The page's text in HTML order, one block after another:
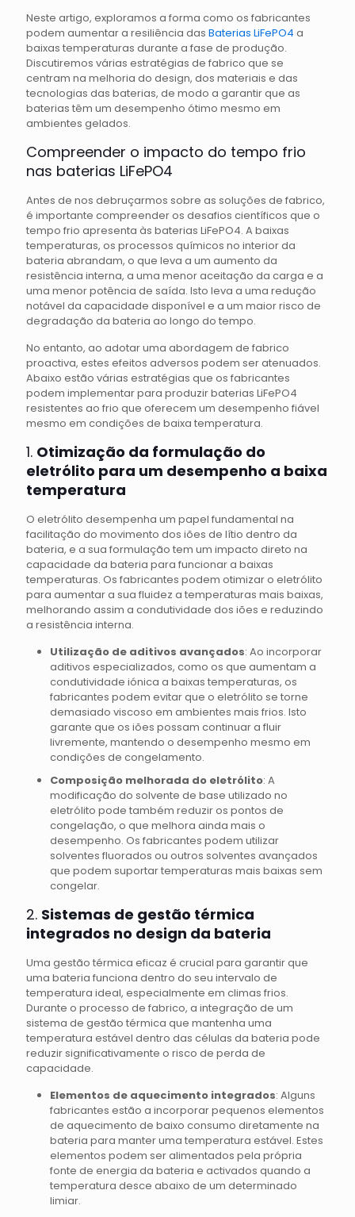
Neste artigo, exploramos a forma como os fabricantes
podem aumentar a resiliência das Baterias LiFePO4 a
baixas temperaturas durante a fase de produção.
Discutiremos várias estratégias de fabrico que se
centram na melhoria do design, dos materiais e das
tecnologias das baterias, de modo a garantir que as
baterias têm um desempenho ótimo mesmo em
ambientes gelados.
Compreender o impacto do tempo frio
nas baterias LiFePO4
Antes de nos debruçarmos sobre as soluções de fabrico,
é importante compreender os desafios científicos que o
tempo frio apresenta às baterias LiFePO4. A baixas
temperaturas, os processos químicos no interior da
bateria abrandam, o que leva a um aumento da
resistência interna, a uma menor aceitação da carga e a
uma menor potência de saída. Isto leva a uma redução
notável da capacidade disponível e a um maior risco de
degradação da bateria ao longo do tempo.
No entanto, ao adotar uma abordagem de fabrico
proactiva, estes efeitos adversos podem ser atenuados.
Abaixo estão várias estratégias que os fabricantes
podem implementar para produzir baterias LiFePO4
resistentes ao frio que oferecem um desempenho fiável
mesmo em condições de baixa temperatura.
1. Otimização da formulação do
eletrólito para um desempenho a baixa
temperatura
O eletrólito desempenha um papel fundamental na
facilitação do movimento dos iões de lítio dentro da
bateria, e a sua formulação tem um impacto direto na
capacidade da bateria para funcionar a baixas
temperaturas. Os fabricantes podem otimizar o eletrólito
para aumentar a sua fluidez a temperaturas mais baixas,
melhorando assim a condutividade dos iões e reduzindo
a resistência interna.
Utilização de aditivos avançados: Ao incorporar
aditivos especializados, como os que aumentam a
condutividade iónica a baixas temperaturas, os
fabricantes podem evitar que o eletrólito se torne
demasiado viscoso em ambientes mais frios. Isto
garante que os iões possam continuar a fluir
livremente, mantendo o desempenho mesmo em
condições de congelamento.
Composição melhorada do eletrólito: A
modificação do solvente de base utilizado no
eletrólito pode também reduzir os pontos de
congelação, o que melhora ainda mais o
desempenho. Os fabricantes podem utilizar
solventes fluorados ou outros solventes avançados
que podem suportar temperaturas mais baixas sem
congelar.
2. Sistemas de gestão térmica
integrados no design da bateria
Uma gestão térmica eficaz é crucial para garantir que
uma bateria funciona dentro do seu intervalo de
temperatura ideal, especialmente em climas frios.
Durante o processo de fabrico, a integração de um
sistema de gestão térmica que mantenha uma
temperatura estável dentro das células da bateria pode
reduzir significativamente o risco de perda de
capacidade.
Elementos de aquecimento integrados: Alguns
fabricantes estão a incorporar pequenos elementos
de aquecimento de baixo consumo diretamente na
bateria para manter uma temperatura estável. Estes
elementos podem ser alimentados pela própria
fonte de energia da bateria e activados quando a
temperatura desce abaixo de um determinado
limiar.